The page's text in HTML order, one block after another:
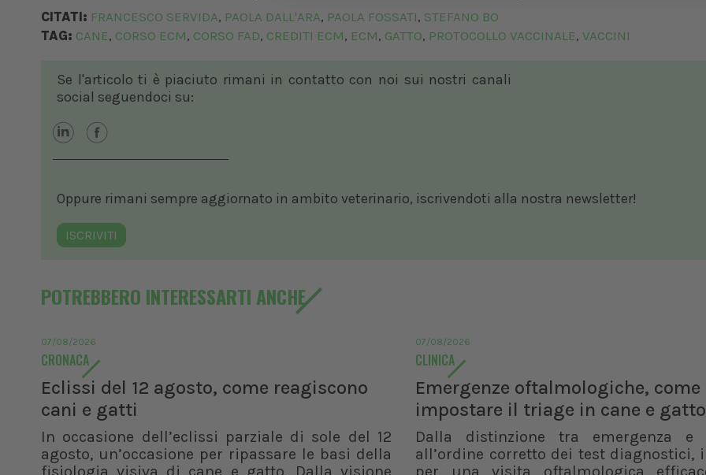
CITATI: FRANCESCO SERVIDA, PAOLA DALL'ARA, PAOLA FOSSATI, STEFANO BO
TAG: CANE, CORSO ECM, CORSO FAD, CREDITI ECM, ECM, GATTO, PROTOCOLLO VACCINALE, VACCINI
Se l'articolo ti è piaciuto rimani in contatto con noi sui nostri canali
social seguendoci su:
Oppure rimani sempre aggiornato in ambito veterinario, iscrivendoti alla nostra newsletter!
ISCRIVITI
POTREBBERO INTERESSARTI ANCHE
07/08/2026
CRONACA
Eclissi del 12 agosto, come reagiscono
cani e gatti
In occasione dell’eclissi parziale di sole del 12
agosto, un’occasione per ripassare le basi della
07/08/2026
CLINICA
Emergenze oftalmologiche, come
impostare il triage in cane e gatto
Dalla distinzione tra emergenza e
all’ordine corretto dei test diagnostici,